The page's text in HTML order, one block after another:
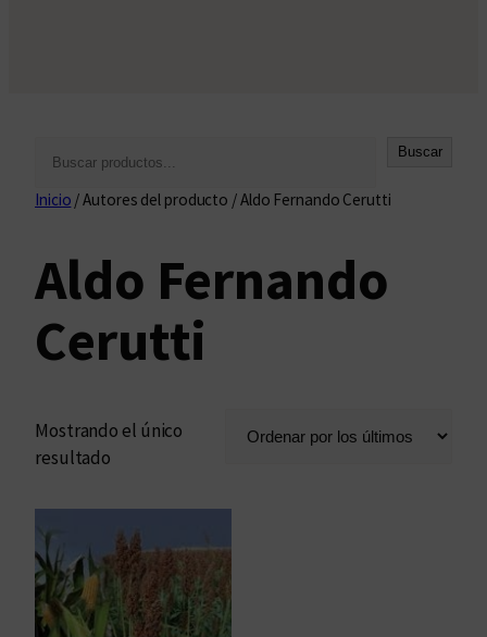
s
r
Buscar
Inicio / Autores del producto / Aldo Fernando Cerutti
Aldo Fernando
Cerutti
Mostrando el único
resultado